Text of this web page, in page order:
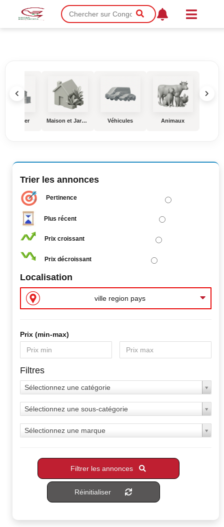
Immobilier Maison et Jardin Véhicules Animaux
Trier les annonces
Pertinence
Plus récent
Prix croissant
Prix décroissant
Localisation
ville region pays
Prix ​​(min-max)
Filtres
Sélectionnez une catégorie
Sélectionnez une sous-catégorie
Sélectionnez une marque
Filtrer les annonces
Réinitialiser